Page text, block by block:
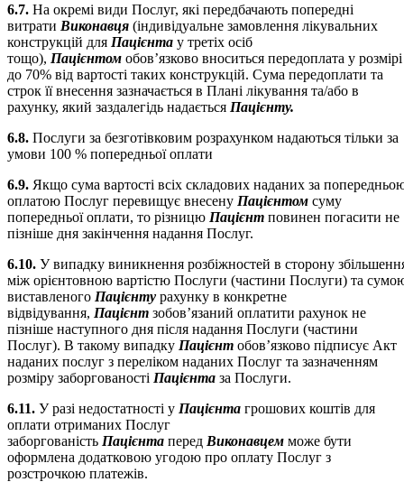
6.7. На окремі види Послуг, які передбачають попередні
витрати Виконавця (індивідуальне замовлення лікувальних
конструкцій для Пацієнта у третіх осіб
тощо), Пацієнтом обов’язково вноситься передоплата у розмірі
до 70% від вартості таких конструкцій. Сума передоплати та
строк її внесення зазначається в Плані лікування та/або в
рахунку, який заздалегідь надається Пацієнту.
6.8. Послуги за безготівковим розрахунком надаються тільки за
умови 100 % попередньої оплати
6.9. Якщо сума вартості всіх складових наданих за
оплатою Послуг перевищує внесену Пацієнтом суму
попередньої оплати, то різницю Пацієнт повинен погасити не
пізніше дня закінчення надання Послуг.
6.10. У випадку виникнення розбіжностей в сторону
між орієнтовною вартістю Послуги (частини Послуги) та
виставленого Пацієнту рахунку в конкретне
відвідування, Пацієнт зобов’язаний оплатити рахунок не
пізніше наступного дня після надання Послуги (частини
Послуг). В такому випадку Пацієнт обов’язково підписує Акт
наданих послуг з переліком наданих Послуг та зазначенням
розміру заборгованості Пацієнта за Послуги.
6.11. У разі недостатності у Пацієнта грошових коштів для
оплати отриманих Послуг
заборгованість Пацієнта перед Виконавцем може бути
оформлена додатковою угодою про оплату Послуг з
розстрочкою платежів.